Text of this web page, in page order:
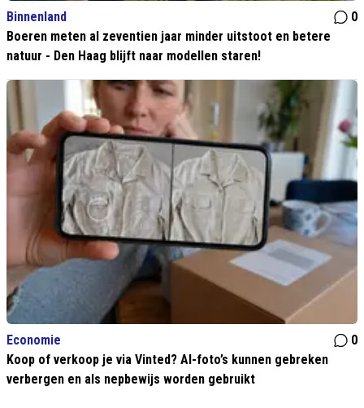
Binnenland
0
Boeren meten al zeventien jaar minder uitstoot en betere
natuur - Den Haag blijft naar modellen staren!
Economie
0
Koop of verkoop je via Vinted? AI-foto’s kunnen gebreken
verbergen en als nepbewijs worden gebruikt